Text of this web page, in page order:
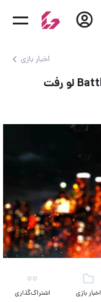
اخبار بازی
اخبار بازی اشتراک‌گذاری